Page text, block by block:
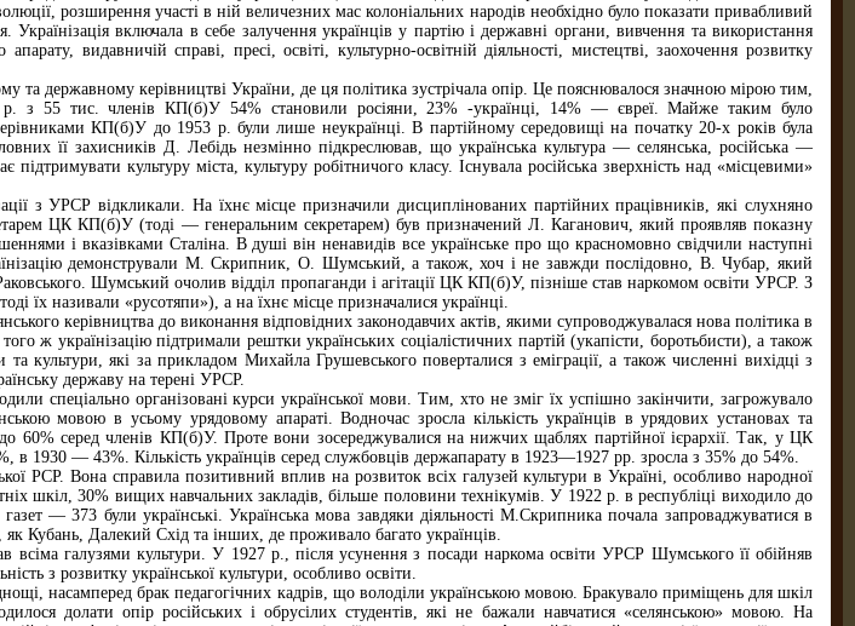
розширення участі в ній величезних мас колоніальних народів необхідно було показати привабливий
включала в себе залучення українців у партію і державні органи, вивчення та використання
видавничій справі, пресі, освіті, культурно-освітній діяльності, мистецтві, заохочення розвитку
та державному керівництві України, де ця політика зустрічала опір. Це пояснювалося значною мірою тим,
р. з 55 тис. членів КП(б)У 54% становили росіяни, 23% -українці, 14% — євреї. Майже таким було
КП(б)У до 1953 р. були лише неукраїнці. В партійному середовищі на початку 20-х років була
її захисників Д. Лебідь незмінно підкреслював, що українська культура — селянська, російська —
культуру міста, культуру робітничого класу. Існувала російська зверхність над «місцевими»
з УРСР відкликали. На їхнє місце призначили дисциплінованих партійних працівників, які слухняно
ЦК КП(б)У (тоді — генеральним секретарем) був призначений Л. Каганович, який проявляв показну
і вказівками Сталіна. В душі він ненавидів все українське про що красномовно свідчили наступні
демонстрували М. Скрипник, О. Шумський, а також, хоч і не завжди послідовно, В. Чубар, який
Шумський очолив відділ пропаганди і агітації ЦК КП(б)У, пізніше став наркомом освіти УРСР. З
їх називали «русотяпи»), а на їхнє місце призначалися українці.
керівництва до виконання відповідних законодавчих актів, якими супроводжувалася нова політика в
ж українізацію підтримали рештки українських соціалістичних партій (укапісти, боротьбисти), а також
та культури, які за прикладом Михайла Грушевського поверталися з еміграції, а також численні вихідці з
державу на терені УРСР.
спеціально організовані курси української мови. Тим, хто не зміг їх успішно закінчити, загрожувало
мовою в усьому урядовому апараті. Водночас зросла кількість українців в урядових установах та
60% серед членів КП(б)У. Проте вони зосереджувалися на нижчих щаблях партійної ієрархії. Так, у ЦК
1930 — 43%. Кількість українців серед службовців держапарату в 1923—1927 pp. зросла з 35% до 54%.
РСР. Вона справила позитивний вплив на розвиток всіх галузей культури в Україні, особливо народної
шкіл, 30% вищих навчальних закладів, більше половини технікумів. У 1922 р. в республіці виходило до
— 373 були українські. Українська мова завдяки діяльності М.Скрипника почала запроваджуватися в
як Кубань, Далекий Схід та інших, де проживало багато українців.
всіма галузями культури. У 1927 p., після усунення з посади наркома освіти УРСР Шумського її обійняв
з розвитку української культури, особливо освіти.
насамперед брак педагогічних кадрів, що володіли українською мовою. Бракувало приміщень для шкіл
долати опір російських і обрусілих студентів, які не бажали навчатися «селянською» мовою. На